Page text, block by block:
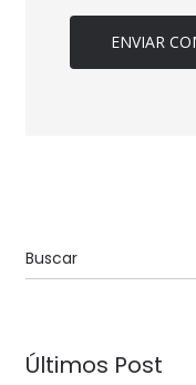
Últimos Post